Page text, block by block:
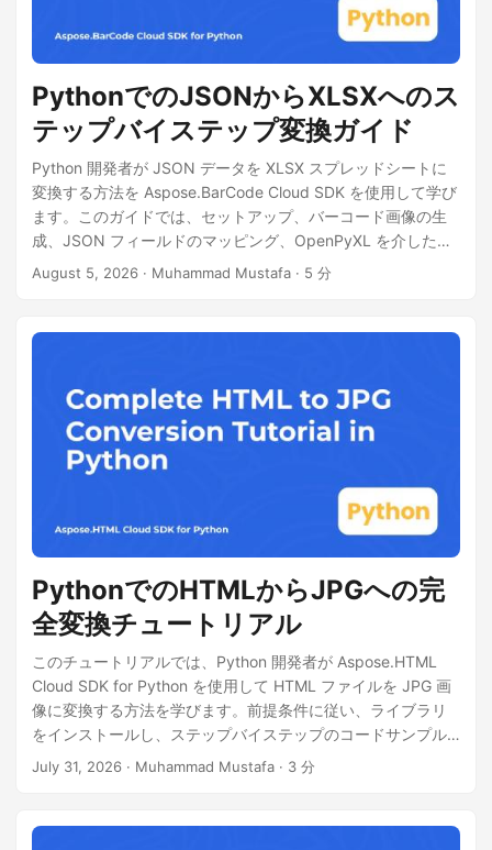
PythonでのJSONからXLSXへのス
テップバイステップ変換ガイド
Python 開発者が JSON データを XLSX スプレッドシートに
変換する方法を Aspose.BarCode Cloud SDK を使用して学び
ます。このガイドでは、セットアップ、バーコード画像の生
成、JSON フィールドのマッピング、OpenPyXL を介した
Excel ファイルの書き込み、そして大規模データセット向けの
August 5, 2026 · Muhammad Mustafa · 5 分
PythonでのHTMLからJPGへの完
全変換チュートリアル
このチュートリアルでは、Python 開発者が Aspose.HTML
Cloud SDK for Python を使用して HTML ファイルを JPG 画
像に変換する方法を学びます。前提条件に従い、ライブラリ
をインストールし、ステップバイステップのコードサンプル
を実行し、cURL の代替手段を確認し、パフォーマンスのヒン
July 31, 2026 · Muhammad Mustafa · 3 分